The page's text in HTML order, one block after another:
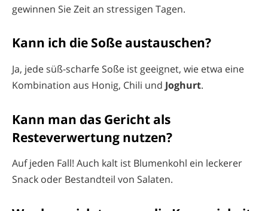
gewinnen Sie Zeit an stressigen Tagen.
Kann ich die Soße austauschen?
Ja, jede süß-scharfe Soße ist geeignet, wie etwa eine
Kombination aus Honig, Chili und Joghurt.
Kann man das Gericht als
Resteverwertung nutzen?
Auf jeden Fall! Auch kalt ist Blumenkohl ein leckerer
Snack oder Bestandteil von Salaten.